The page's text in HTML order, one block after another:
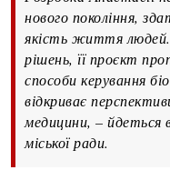
нового покоління,
якість життя людей.
рішень, її проєкт
способи керування
відкриває
медицини, – йдеться в
міської ради.